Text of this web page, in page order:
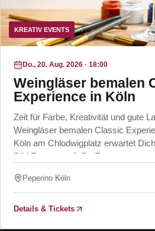
KREATIV EVENTS
Do., 20. Aug. 2026 · 18:00
Weingläser bemalen
Experience in Köln
Zeit für Farbe, Kreativität und gute
Weingläser bemalen Classic
Köln am Chlodwigplatz erwartet
DIY Event von JuBo Events & more
Peperino Köln
Details & Tickets